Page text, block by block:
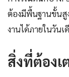
ต้องมีพื้นฐานขั้นสู
งานได้ภายในวันเ
สิ่งที่ต้องเ